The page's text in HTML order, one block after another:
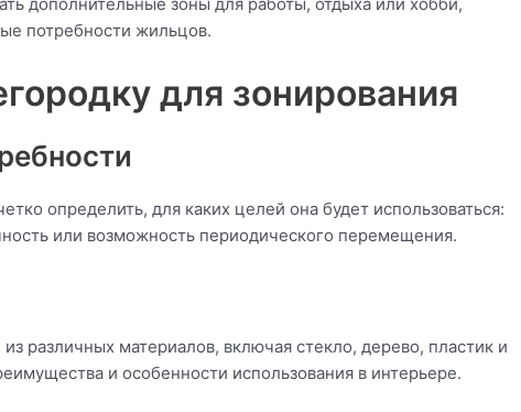
потребности жильцов.
для зонирования
определить, для каких целей она будет использоваться:
или возможность периодического перемещения.
различных материалов, включая стекло, дерево, пластик и
и особенности использования в интерьере.